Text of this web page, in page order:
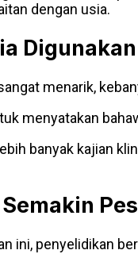
dengan usia.
menarik,
menyatakan
banyak kajian
ini, penyelidikan